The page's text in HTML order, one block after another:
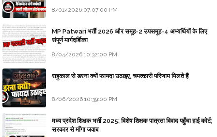
8/01/2026 07:07:00 PM
MP Patwari भर्ती 2026 और समूह-2 उपसमूह-4 अभ्यर्थियों के लिए
संपूर्ण मार्गदर्शिका
8/04/2026 10:32:00 PM
राहुकाल से डरना क्यों फायदा उठाइए, चमत्कारी परिणाम मिलते हैं
8/06/2026 10:39:00 PM
मध्य प्रदेश शिक्षक भर्ती 2025: विशेष शिक्षक पात्रता विवाद पहुँचा हाई कोर्ट;
सरकार से माँगा जवाब